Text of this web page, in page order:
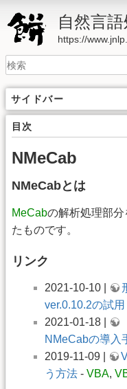
自然言
https://
サイドバー
目次
NMeCab
NMeCabとは
MeCabの解析処理部
たものです。
リンク
2021-10-10 |
ver.0.10.2の試用
2021-01-18 |
NMeCabの導入
2019-11-09 |
う方法 - VBA,